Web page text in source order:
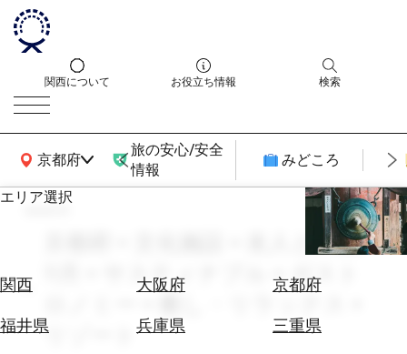
関西について お役立ち情報 検索
京都府
関西広域MAP
旅の安心/安全
情報
みどころ
エリア選択
関西 大阪府
京都府
福井県
兵庫県
三重県
エ
券
search
京都府 × 文化施設 × 友人との旅 ×
11月 × サスティナブル × ガスト
リゾート